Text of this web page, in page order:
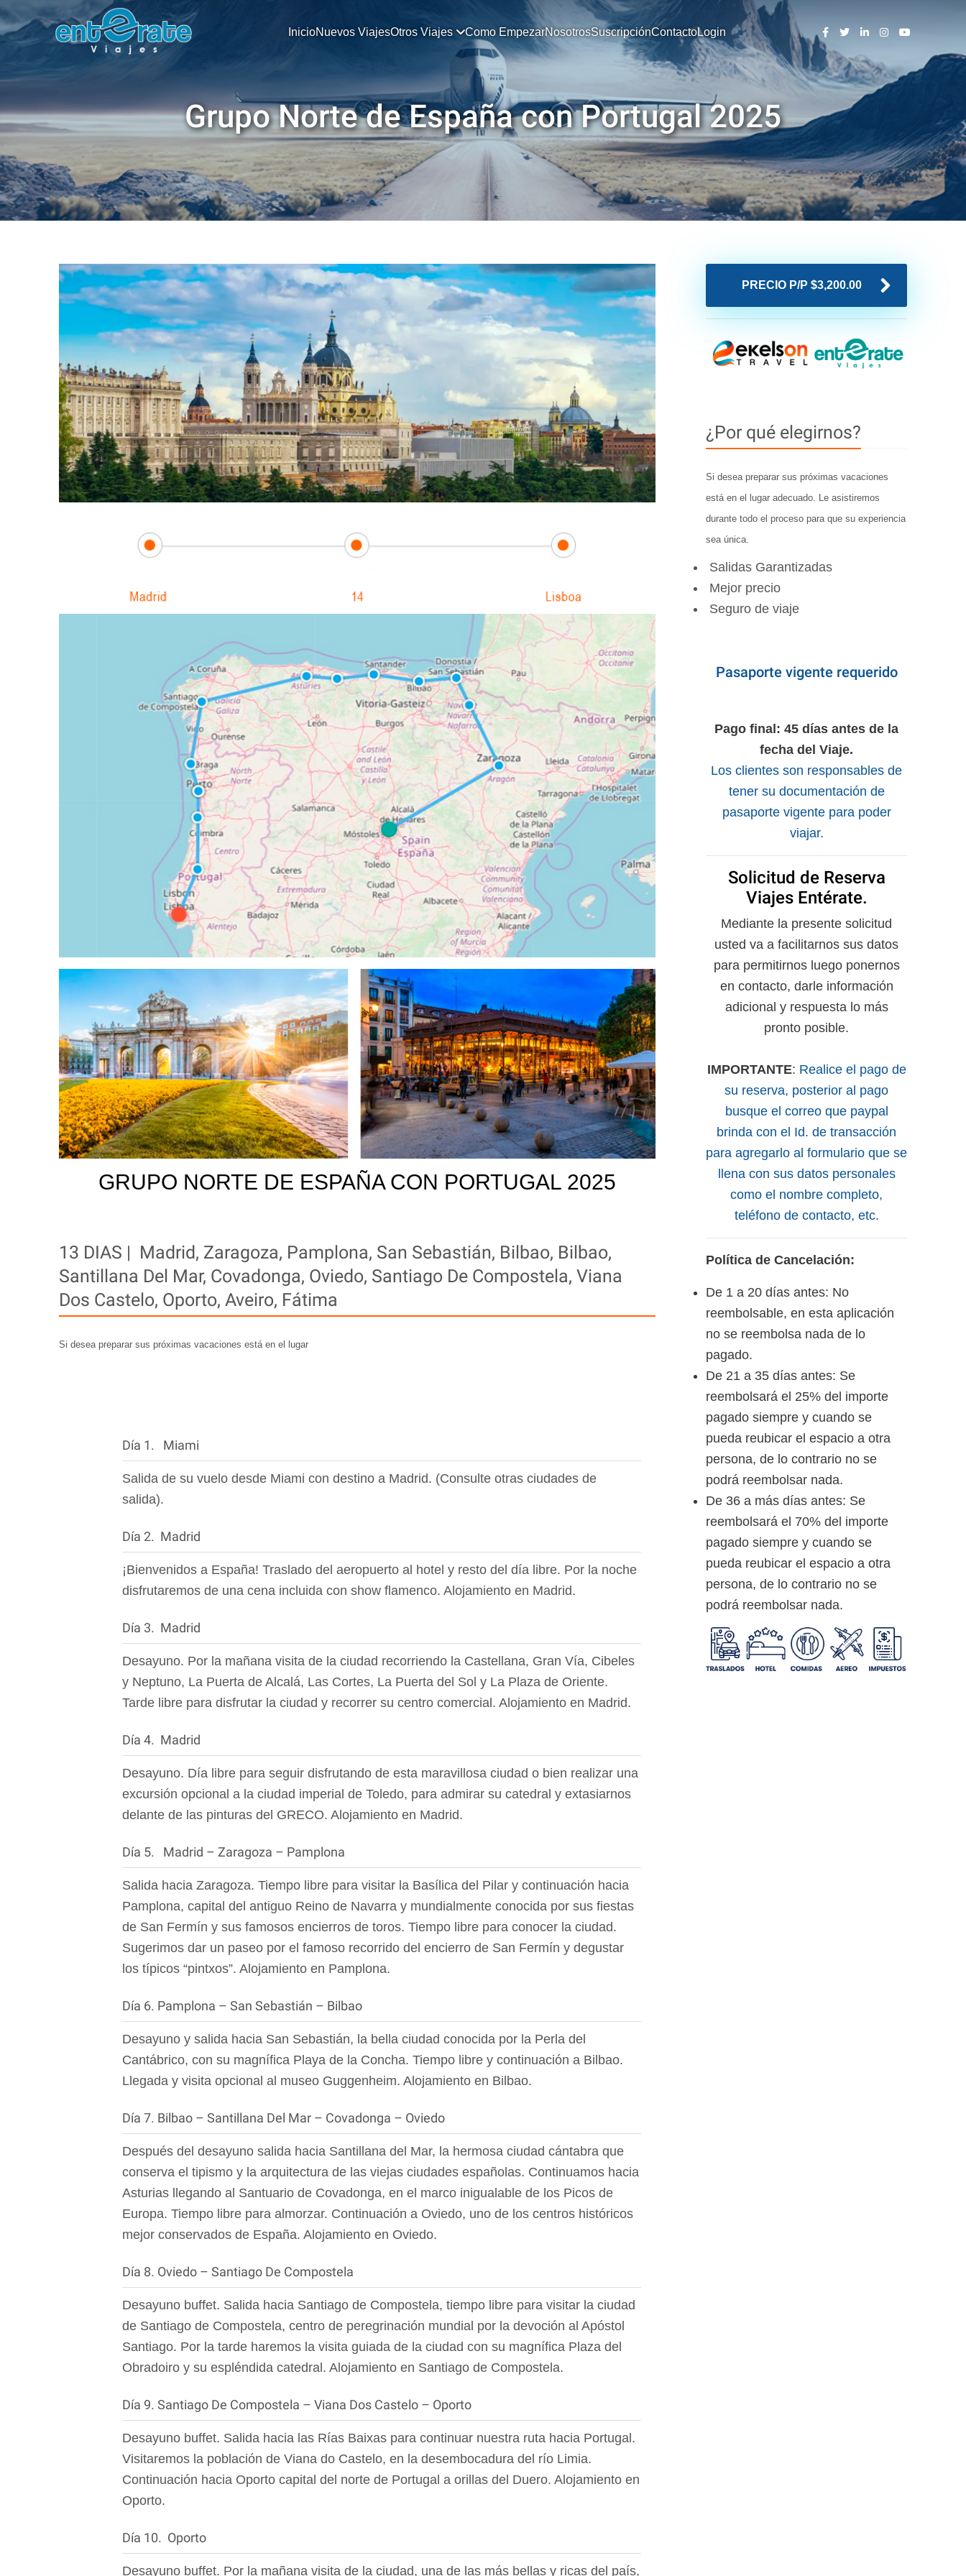
InicioNuevos ViajesOtros Viajes Como EmpezarNosotrosSuscripciónContactoLogin
Grupo Norte de España con Portugal 2025
GRUPO NORTE DE ESPAÑA CON PORTUGAL 2025
13 DIAS | Madrid, Zaragoza, Pamplona, San Sebastián, Bilbao, Bilbao,
Santillana Del Mar, Covadonga, Oviedo, Santiago De Compostela, Viana
Dos Castelo, Oporto, Aveiro, Fátima
Si desea preparar sus próximas vacaciones está en el lugar
Día 1. Miami
Salida de su vuelo desde Miami con destino a Madrid. (Consulte otras ciudades de
salida).
Día 2. Madrid
¡Bienvenidos a España! Traslado del aeropuerto al hotel y resto del día libre. Por la noche
disfrutaremos de una cena incluida con show flamenco. Alojamiento en Madrid.
Día 3. Madrid
Desayuno. Por la mañana visita de la ciudad recorriendo la Castellana, Gran Vía, Cibeles
y Neptuno, La Puerta de Alcalá, Las Cortes, La Puerta del Sol y La Plaza de Oriente.
Tarde libre para disfrutar la ciudad y recorrer su centro comercial. Alojamiento en Madrid.
Día 4. Madrid
Desayuno. Día libre para seguir disfrutando de esta maravillosa ciudad o bien realizar una
excursión opcional a la ciudad imperial de Toledo, para admirar su catedral y extasiarnos
delante de las pinturas del GRECO. Alojamiento en Madrid.
Día 5. Madrid – Zaragoza – Pamplona
Salida hacia Zaragoza. Tiempo libre para visitar la Basílica del Pilar y continuación hacia
Pamplona, capital del antiguo Reino de Navarra y mundialmente conocida por sus fiestas
de San Fermín y sus famosos encierros de toros. Tiempo libre para conocer la ciudad.
Sugerimos dar un paseo por el famoso recorrido del encierro de San Fermín y degustar
los típicos “pintxos”. Alojamiento en Pamplona.
Día 6. Pamplona – San Sebastián – Bilbao
Desayuno y salida hacia San Sebastián, la bella ciudad conocida por la Perla del
Cantábrico, con su magnífica Playa de la Concha. Tiempo libre y continuación a Bilbao.
Llegada y visita opcional al museo Guggenheim. Alojamiento en Bilbao.
Día 7. Bilbao – Santillana Del Mar – Covadonga – Oviedo
Después del desayuno salida hacia Santillana del Mar, la hermosa ciudad cántabra que
conserva el tipismo y la arquitectura de las viejas ciudades españolas. Continuamos hacia
Asturias llegando al Santuario de Covadonga, en el marco inigualable de los Picos de
Europa. Tiempo libre para almorzar. Continuación a Oviedo, uno de los centros históricos
mejor conservados de España. Alojamiento en Oviedo.
Día 8. Oviedo – Santiago De Compostela
Desayuno buffet. Salida hacia Santiago de Compostela, tiempo libre para visitar la ciudad
de Santiago de Compostela, centro de peregrinación mundial por la devoción al Apóstol
Santiago. Por la tarde haremos la visita guiada de la ciudad con su magnífica Plaza del
Obradoiro y su espléndida catedral. Alojamiento en Santiago de Compostela.
Día 9. Santiago De Compostela – Viana Dos Castelo – Oporto
Desayuno buffet. Salida hacia las Rías Baixas para continuar nuestra ruta hacia Portugal.
Visitaremos la población de Viana do Castelo, en la desembocadura del río Limia.
Continuación hacia Oporto capital del norte de Portugal a orillas del Duero. Alojamiento en
Oporto.
Día 10. Oporto
Desayuno buffet. Por la mañana visita de la ciudad, una de las más bellas y ricas del país,
PRECIO P/P $3,200.00
¿Por qué elegirnos?
Si desea preparar sus próximas vacaciones
está en el lugar adecuado. Le asistiremos
durante todo el proceso para que su experiencia
sea única.
Salidas Garantizadas
Mejor precio
Seguro de viaje
Pasaporte vigente requerido
Pago final: 45 días antes de la
fecha del Viaje.
Los clientes son responsables de
tener su documentación de
pasaporte vigente para poder
viajar.
Solicitud de Reserva
Viajes Entérate.
Mediante la presente solicitud
usted va a facilitarnos sus datos
para permitirnos luego ponernos
en contacto, darle información
adicional y respuesta lo más
pronto posible.
IMPORTANTE: Realice el pago de
su reserva, posterior al pago
busque el correo que paypal
brinda con el Id. de transacción
para agregarlo al formulario que se
llena con sus datos personales
como el nombre completo,
teléfono de contacto, etc.
Política de Cancelación:
De 1 a 20 días antes: No
reembolsable, en esta aplicación
no se reembolsa nada de lo
pagado.
De 21 a 35 días antes: Se
reembolsará el 25% del importe
pagado siempre y cuando se
pueda reubicar el espacio a otra
persona, de lo contrario no se
podrá reembolsar nada.
De 36 a más días antes: Se
reembolsará el 70% del importe
pagado siempre y cuando se
pueda reubicar el espacio a otra
persona, de lo contrario no se
podrá reembolsar nada.